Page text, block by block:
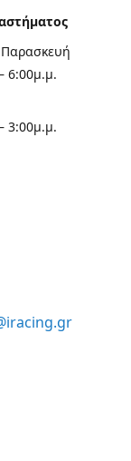
6:00μ.μ.
3:00μ.μ.